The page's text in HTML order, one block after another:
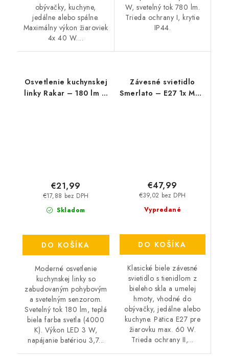
obývačky, kuchyne,
jedálne alebo spálne.
Maximálny výkon žiaroviek
4x 40 W....
W, svetelný tok 780 lm.
Trieda ochrany I, krytie
IP44.
Osvetlenie kuchynskej
linky Rakar – 180 lm –
Skladom
€17,88 bez DPH
€21,99
DO KOŠÍKA
Moderné osvetlenie
kuchynskej linky so
zabudovaným pohybovým
a svetelným senzorom.
Svetelný tok 180 lm, teplá
biela farba svetla (4000
K). Výkon LED 3 W,
napájanie batériou 3,7...
Závesné svietidlo
Smerlato – E27 1x MAX
Vypredané
€39,02 bez DPH
€47,99
DO KOŠÍKA
Klasické biele závesné
svietidlo s tienidlom z
bieleho skla a umelej
hmoty, vhodné do
obývačky, jedálne alebo
kuchyne. Pätica E27 pre
žiarovku max. 60 W.
Trieda ochrany II,...